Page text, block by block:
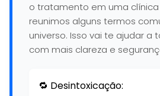
o tratamento em uma
reunimos alguns termos
universo. Isso vai te ajudar a
com mais clareza e
🔁 Desintoxicação: